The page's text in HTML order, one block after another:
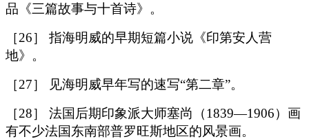
品《三篇故事与十首诗》。
［26］ 指海明威的早期短篇小说《印第安人营
地》。
［27］ 见海明威早年写的速写“第二章”。
［28］ 法国后期印象派大师塞尚（1839—1906）画
有不少法国东南部普罗旺斯地区的风景画。